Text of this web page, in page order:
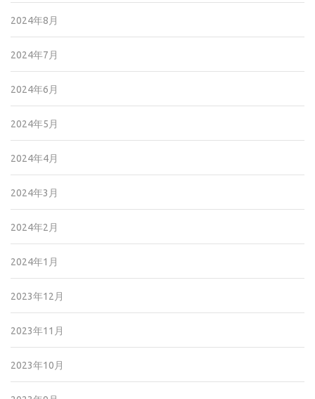
2024年8月
2024年7月
2024年6月
2024年5月
2024年4月
2024年3月
2024年2月
2024年1月
2023年12月
2023年11月
2023年10月